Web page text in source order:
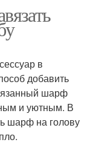
в
добавить
шарф
и уютным. В
шарф на голову